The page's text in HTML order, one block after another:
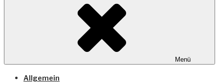
Menü
Allgemein